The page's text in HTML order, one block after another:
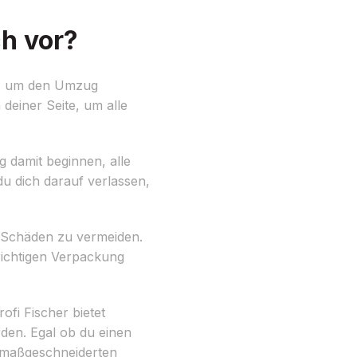
vor?
um den Umzug
Seite, um alle
damit beginnen, alle
dich darauf verlassen,
zu vermeiden.
Verpackung
Fischer bietet
Egal ob du einen